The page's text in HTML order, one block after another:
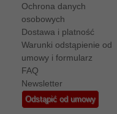
Ochrona danych
osobowych
Dostawa i platność
Warunki odstąpienie od
umowy i formularz
FAQ
Newsletter
Odstąpić od umowy